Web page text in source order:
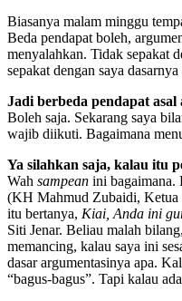
Biasanya malam minggu
Beda pendapat boleh,
menyalahkan. Tidak sepakat
sepakat dengan saya dasarnya
Jadi berbeda pendapat asal
Boleh saja. Sekarang saya
wajib diikuti. Bagaimana
Ya silahkan saja, kalau itu
Wah sampean ini
(KH Mahmud Zubaidi,
itu bertanya, Kiai, Anda ini
Siti Jenar. Beliau malah bilang,
memancing, kalau saya ini
dasar argumentasinya apa.
“bagus-bagus”. Tapi kalau